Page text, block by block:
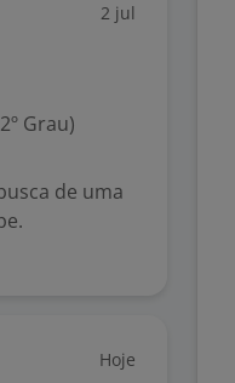
2 jul
Grau)
de uma
Hoje